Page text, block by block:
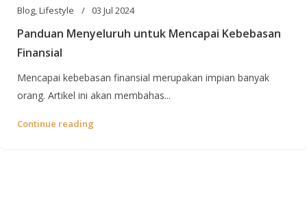
Blog,Lifestyle 03 Jul 2024
Panduan Menyeluruh untuk Mencapai Kebebasan
Finansial
Mencapai kebebasan finansial merupakan impian banyak
orang. Artikel ini akan membahas...
Continue reading